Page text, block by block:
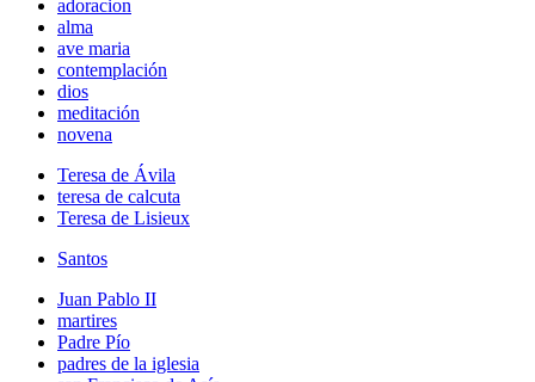
adoracion
alma
ave maria
contemplación
dios
meditación
novena
Teresa de Ávila
teresa de calcuta
Teresa de Lisieux
Santos
Juan Pablo II
martires
Padre Pío
padres de la iglesia